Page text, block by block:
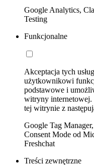
Google Analytics,
Testing
Funkcjonalne
Akceptacja tych
użytkownikowi
podstawowe i
witryny
tej witrynie z
Google Tag
Consent Mode od
Freshchat
Treści zewnętrzne